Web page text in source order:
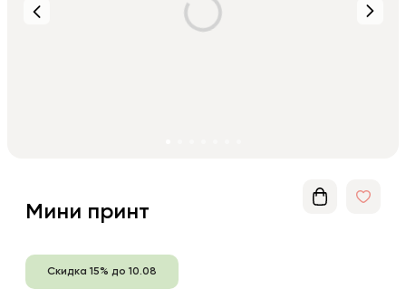
Мини принт
Скидка 15% до 10.08